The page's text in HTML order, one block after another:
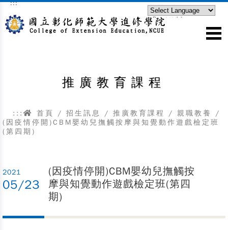
跳到主要內容區塊
:::
Powered by
推廣教育課程
::: 首頁 / 招生訊息 / 推廣教育課程 / 親職教養
/
(因疫情停開)CBM嬰幼兒撫觸按摩與知覺動作遊戲檢定班
(第四期)
2021
05/23
(因疫情停開)CBM嬰幼兒撫觸按
摩與知覺動作遊戲檢定班(第四
期)